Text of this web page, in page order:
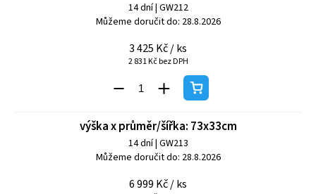
14 dní| GW212
Můžeme doručit do: 28.8.2026
3 425 Kč/ ks
2 831 Kč bez DPH
výška x průměr/šířka: 73x33cm
14 dní| GW213
Můžeme doručit do: 28.8.2026
6 999 Kč/ ks